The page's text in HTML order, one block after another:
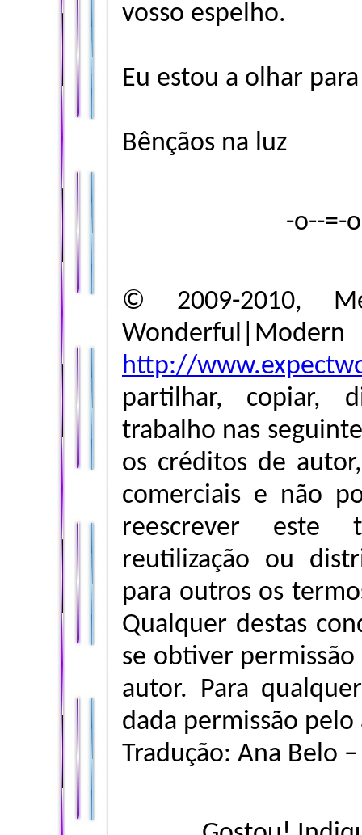
vosso espelho.
Eu estou a olhar
Bênçãos na luz
-o--=-
© 2009-2010,
http://
partilhar, copiar,
trabalho nas
os créditos de
comerciais e não
reescrever este
reutilização ou
para outros os
Qualquer destas
se obtiver
autor. Para
dada permissão pelo
Tradução: Ana Belo